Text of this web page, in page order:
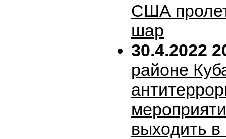
США
шар
30.4.2022
районе
выходить